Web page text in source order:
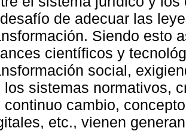
de adecuar las
Siendo esto
científicos y
social,
los sistemas normativos,
continuo cambio,
etc., vienen